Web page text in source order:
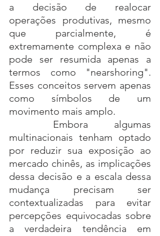
a decisão de realocar
operações produtivas, mesmo
que parcialmente, é
extremamente complexa e não
pode ser resumida apenas a
termos como "nearshoring".
Esses conceitos servem apenas
como símbolos de um
movimento mais amplo.
multinacionais tenham optado
por reduzir sua exposição ao
mercado chinês, as implicações
dessa decisão e a escala dessa
mudança precisam ser
contextualizadas para evitar
percepções equivocadas sobre
a verdadeira tendência em